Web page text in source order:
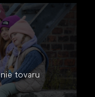
tovaru